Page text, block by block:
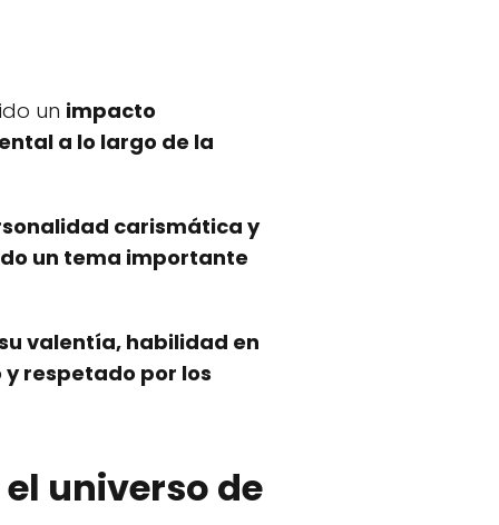
un impacto
a lo largo de la
carismática y
un tema importante
valentía, habilidad en
respetado por los
universo de